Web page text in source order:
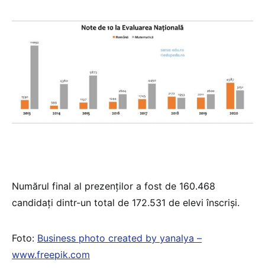
Numărul final al prezenţilor a fost de 160.468
candidați dintr-un total de 172.531 de elevi înscriși.
Foto: Business photo created by yanalya –
www.freepik.com